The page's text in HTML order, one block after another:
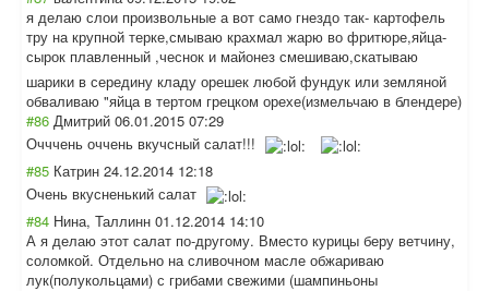
я делаю слои произвольные а вот само гнездо так- картофель
тру на крупной терке,смываю крахмал жарю во фритюре,яйца-
сырок плавленный ,чеснок и майонез смешиваю,скатываю
шарики в середину кладу орешек любой фундук или земляной
обваливаю "яйца в тертом грецком орехе(измельчаю в блендере)
#86 Дмитрий 06.01.2015 07:29
Очччень оччень вкучсный салат!!!
#85 Катрин 24.12.2014 12:18
Очень вкусненький салат
#84 Нина, Таллинн 01.12.2014 14:10
А я делаю этот салат по-другому. Вместо курицы беру ветчину,
соломкой. Отдельно на сливочном масле обжариваю
лук(полукольцами) с грибами свежими (шампиньоны